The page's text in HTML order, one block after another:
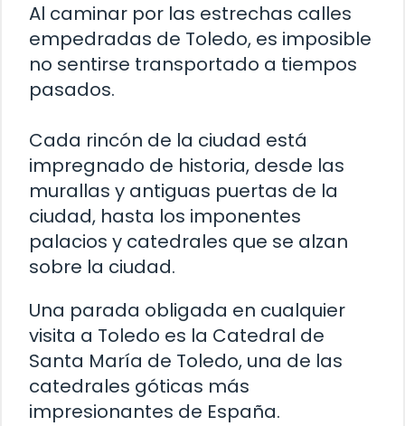
Al caminar por las estrechas calles
empedradas de Toledo, es imposible
no sentirse transportado a tiempos
pasados.
Cada rincón de la ciudad está
impregnado de historia, desde las
murallas y antiguas puertas de la
ciudad, hasta los imponentes
palacios y catedrales que se alzan
sobre la ciudad.
Una parada obligada en cualquier
visita a Toledo es la Catedral de
Santa María de Toledo, una de las
catedrales góticas más
impresionantes de España.